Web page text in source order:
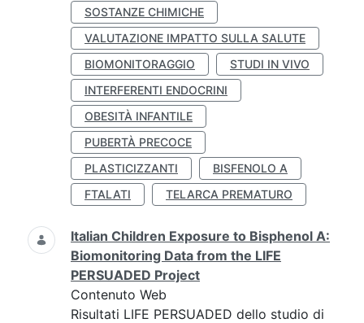
SOSTANZE CHIMICHE
VALUTAZIONE IMPATTO SULLA SALUTE
BIOMONITORAGGIO
STUDI IN VIVO
INTERFERENTI ENDOCRINI
OBESITÀ INFANTILE
PUBERTÀ PRECOCE
PLASTICIZZANTI
BISFENOLO A
FTALATI
TELARCA PREMATURO
Italian Children Exposure to Bisphenol A:
Biomonitoring Data from the LIFE
PERSUADED Project
Contenuto Web
Risultati LIFE PERSUADED dello studio di